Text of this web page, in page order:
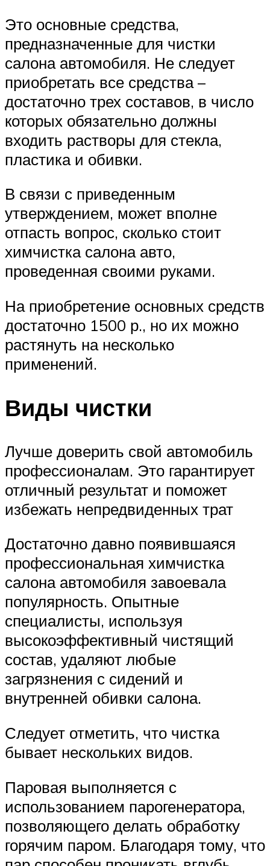
Это основные средства,
предназначенные для чистки
салона автомобиля. Не следует
приобретать все средства –
достаточно трех составов, в число
которых обязательно должны
входить растворы для стекла,
пластика и обивки.
В связи с приведенным
утверждением, может вполне
отпасть вопрос, сколько стоит
химчистка салона авто,
проведенная своими руками.
На приобретение основных средств
достаточно 1500 р., но их можно
растянуть на несколько
применений.
Виды чистки
Лучше доверить свой автомобиль
профессионалам. Это гарантирует
отличный результат и поможет
избежать непредвиденных трат
Достаточно давно появившаяся
профессиональная химчистка
салона автомобиля завоевала
популярность. Опытные
специалисты, используя
высокоэффективный чистящий
состав, удаляют любые
загрязнения с сидений и
внутренней обивки салона.
Следует отметить, что чистка
бывает нескольких видов.
Паровая выполняется с
использованием парогенератора,
позволяющего делать обработку
горячим паром. Благодаря тому, что